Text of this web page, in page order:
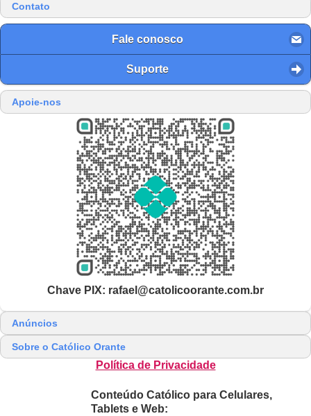
Contato
Fale conosco
Suporte
Apoie-nos
Chave PIX: rafael@catolicoorante.com.br
Anúncios
Sobre o Católico Orante
Política de Privacidade
Conteúdo Católico para Celulares,
Tablets e Web: